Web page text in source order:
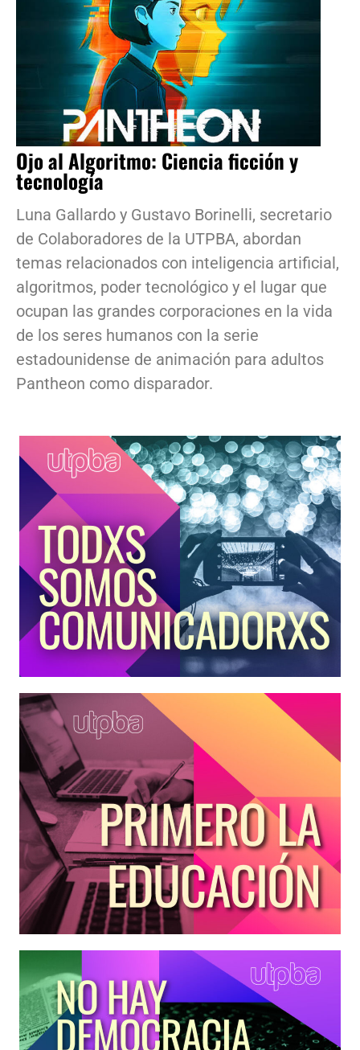
Ojo al Algoritmo: Ciencia ficción y
tecnología
Luna Gallardo y Gustavo Borinelli, secretario
de Colaboradores de la UTPBA, abordan
temas relacionados con inteligencia artificial,
algoritmos, poder tecnológico y el lugar que
ocupan las grandes corporaciones en la vida
de los seres humanos con la serie
estadounidense de animación para adultos
Pantheon como disparador.